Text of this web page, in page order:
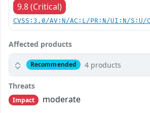
9.8 (Critical)
CVSS:3.0/AV:N/AC:L/PR:N/UI:N/
Affected products
Recommended 4 products
Threats
Impact
moderate